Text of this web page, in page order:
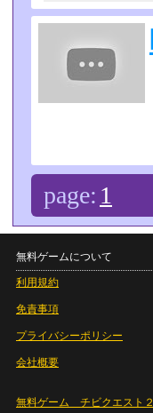
page: 1
無料ゲームについて
利用規約
免責事項
プライバシーポリシー
会社概要
無料ゲーム チビクエスト２